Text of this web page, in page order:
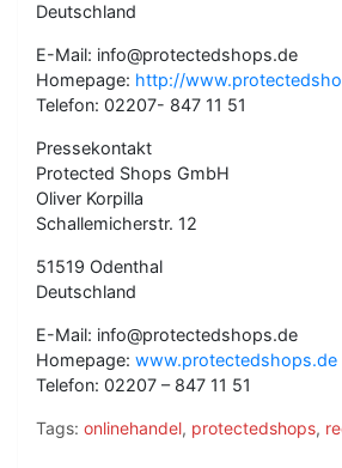
Deutschland
E-Mail: info@protectedshops.de
Homepage: http://
Telefon: 02207- 847 11 51
Pressekontakt
Protected Shops GmbH
Oliver Korpilla
Schallemicherstr. 12
51519 Odenthal
Deutschland
E-Mail: info@protectedshops.de
Homepage: www.protectedshops.de
Telefon: 02207 – 847 11 51
Tags: onlinehandel, protectedshops,